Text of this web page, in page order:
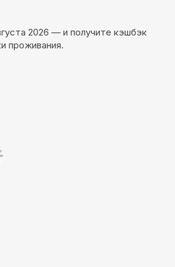
2026 — и получите кэшбэк
проживания.